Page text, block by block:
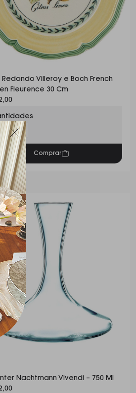
Villeroy e Boch French
Fleurence 30 Cm
8
Comprar
Nachtmann Vivendi – 750 Ml